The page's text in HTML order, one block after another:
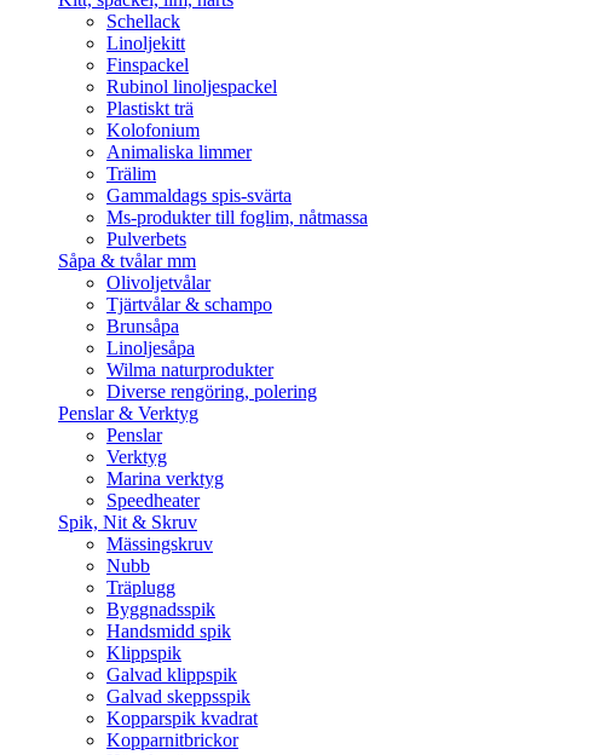
Schellack
Linoljekitt
Finspackel
Rubinol linoljespackel
Plastiskt trä
Kolofonium
Animaliska limmer
Trälim
Gammaldags spis-svärta
Ms-produkter till foglim, nåtmassa
Pulverbets
Såpa & tvålar mm
Olivoljetvålar
Tjärtvålar & schampo
Brunsåpa
Linoljesåpa
Wilma naturprodukter
Diverse rengöring, polering
Penslar & Verktyg
Penslar
Verktyg
Marina verktyg
Speedheater
Spik, Nit & Skruv
Mässingskruv
Nubb
Träplugg
Byggnadsspik
Handsmidd spik
Klippspik
Galvad klippspik
Galvad skeppsspik
Kopparspik kvadrat
Kopparnitbrickor